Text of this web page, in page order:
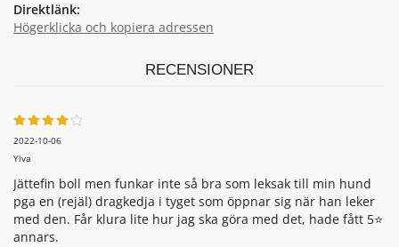
Direktlänk:
Högerklicka och kopiera adressen
RECENSIONER
2022-10-06
Ylva
Jättefin boll men funkar inte så bra som leksak till min hund
pga en (rejäl) dragkedja i tyget som öppnar sig när han leker
med den. Får klura lite hur jag ska göra med det, hade fått 5⭐️
annars.